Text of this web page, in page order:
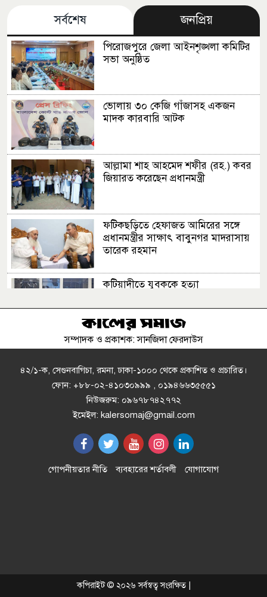
সর্বশেষ জনপ্রিয়
পিরোজপুরে জেলা আইনশৃঙ্খলা কমিটির
সভা অনুষ্ঠিত
ভোলায় ৩০ কেজি গাঁজাসহ একজন
মাদক কারবারি আটক
আল্লামা শাহ আহমেদ শফীর (রহ.) কবর
জিয়ারত করেছেন প্রধানমন্ত্রী
ফটিকছড়িতে হেফাজত আমিরের সঙ্গে
প্রধানমন্ত্রীর সাক্ষাৎ বাবুনগর মাদরাসায়
তারেক রহমান
কটিয়াদীতে যুবককে হত্যা
রাষ্ট্রপতি পদে বিএনপির মনোনয়ন পেলেন
আন্তর্জাতিক আদিবাসী দিবসে সাঁওতাল
‎হত্যা ও ভূমিদস্যুদের উপযুক্ত বিচার দাবি
পানির নিচের গ্যাস পাইপে লিকেজ,
নোয়াখালী-লক্ষ্মীপুরে সরবরাহ বন্ধ
৪র্থ আইসিসি এমার্জিং এশিয়া ব্যাংকিং
সম্পাদক ও প্রকাশক: সানজিদা ফেরদাউস
৪২/১-ক, সেগুনবাগিচা, রমনা, ঢাকা-১০০০ থেকে প্রকাশিত ও প্রচারিত।
ফোন: +৮৮-০২-৪১০৩০৯৯৯ , ০১৯৪৬৬৩৫৫৫১
নিউজরুম: ০৯৬৭৮৭৪২৭৭২
ইমেইল: kalersomaj@gmail.com
গোপনীয়তার নীতি ব্যবহারের শর্তাবলী যোগাযোগ
কপিরাইট © ২০২৬ সর্বস্বত্ব সংরক্ষিত |